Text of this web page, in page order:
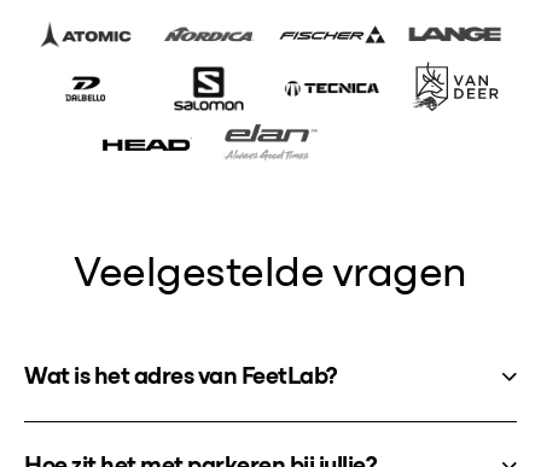
Veelgestelde vragen
Wat is het adres van FeetLab?